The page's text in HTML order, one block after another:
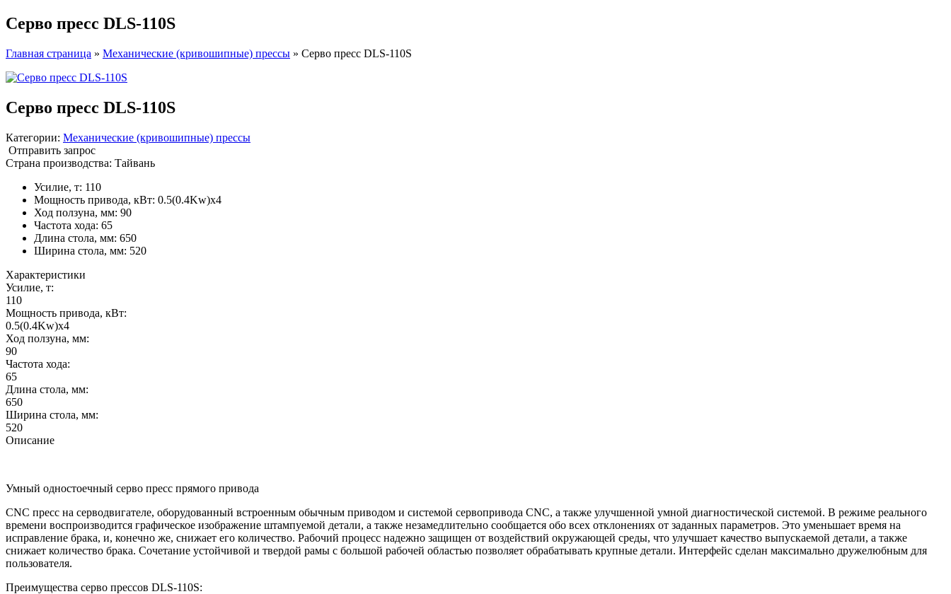
Серво пресс DLS-110S
Главная страница » Механические (кривошипные) прессы » Серво пресс DLS-110S
Серво пресс DLS-110S
Категории: Механические (кривошипные) прессы
Отправить запрос
Страна производства: Тайвань
Усилие, т: 110
Мощность привода, кВт: 0.5(0.4Kw)x4
Ход ползуна, мм: 90
Частота хода: 65
Длина стола, мм: 650
Ширина стола, мм: 520
Характеристики
Усилие, т:
110
Мощность привода, кВт:
0.5(0.4Kw)x4
Ход ползуна, мм:
90
Частота хода:
65
Длина стола, мм:
650
Ширина стола, мм:
520
Описание
Умный одностоечный серво пресс прямого привода
CNC пресс на серводвигателе, оборудованный встроенным обычным приводом и системой сервопривода CNC, а также улучшенной умной диагностической системой. В режиме реального
времени воспроизводится графическое изображение штампуемой детали, а также незамедлительно сообщается обо всех отклонениях от заданных параметров. Это уменьшает время на
исправление брака, и, конечно же, снижает его количество. Рабочий процесс надежно защищен от воздействий окружающей среды, что улучшает качество выпускаемой детали, а также
снижает количество брака. Сочетание устойчивой и твердой рамы с большой рабочей областью позволяет обрабатывать крупные детали. Интерфейс сделан максимально дружелюбным для
пользователя.
Преимущества серво прессов DLS-110S: